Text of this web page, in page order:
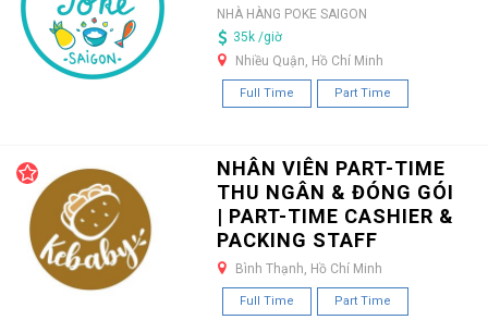
NHÀ HÀNG POKE SAIGON
35k /giờ
Nhiều Quận, Hồ Chí Minh
Full Time Part Time
NHÂN VIÊN PART-TIME
THU NGÂN & ĐÓNG GÓI
| PART-TIME CASHIER &
PACKING STAFF
Bình Thạnh, Hồ Chí Minh
Full Time Part Time